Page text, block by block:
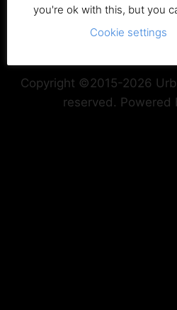
Copyright ©2015-2026
reserved. Powered
you're ok with this, but you
Cookie settings